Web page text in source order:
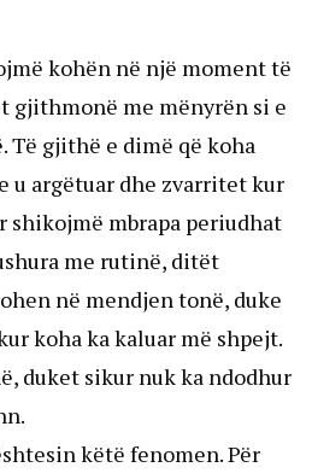
kohën në një moment të
gjithmonë me mënyrën si e
Të gjithë e dimë që koha
u argëtuar dhe zvarritet kur
shikojmë mbrapa periudhat
me rutinë, ditët
në mendjen tonë, duke
koha ka kaluar më shpejt.
duket sikur nuk ka ndodhur
këtë fenomen. Për